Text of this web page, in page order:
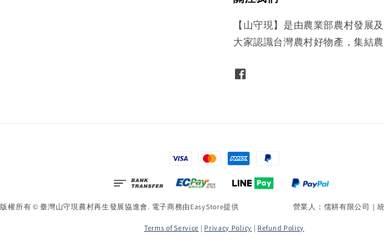
【山守現】是由農業部農村發展
大家認識台灣農村好物產，集結
版權所有 © 臺灣山守現農村再生發展協進會. 電子商務由 EasyStore提供 營業人：儒耕有限公司｜統一
Terms of Service | Privacy Policy | Refund Policy